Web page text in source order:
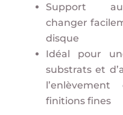
Support
changer
disque
Idéal pour
substrats et
finitions fines